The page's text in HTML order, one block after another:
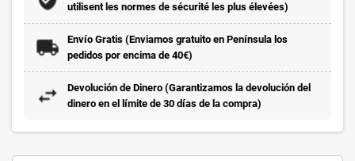
utilisent les normes de sécurité les plus élevées)
Envío Gratis (Enviamos gratuito en Península los
pedidos por encima de 40€)
Devolución de Dinero (Garantizamos la devolución del
dinero en el límite de 30 días de la compra)